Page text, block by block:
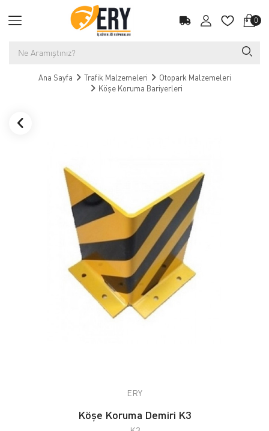
0
Ana Sayfa Trafik Malzemeleri
Otopark Malzemeleri
Köşe Koruma Bariyerleri
ERY
Köşe Koruma Demiri K3